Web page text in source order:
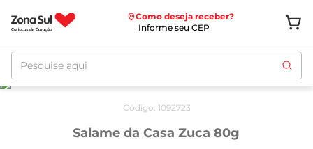
Como deseja receber?
Informe seu CEP
Pesquise aqui
Código: 1092723
Salame da Casa Zuca 80g